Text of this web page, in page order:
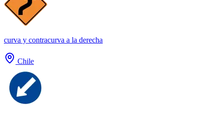
curva y contracurva a la derecha
Chile